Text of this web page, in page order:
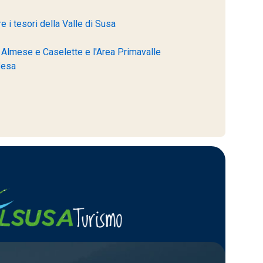
i tesori della Valle di Susa
e Caselette e l'Area Primavalle